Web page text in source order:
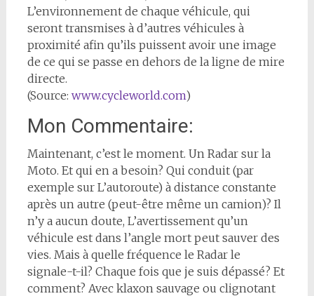
L’environnement de chaque véhicule, qui
seront transmises à d’autres véhicules à
proximité afin qu’ils puissent avoir une image
de ce qui se passe en dehors de la ligne de mire
directe.
(Source: www.cycleworld.com)
Mon Commentaire:
Maintenant, c’est le moment. Un Radar sur la
Moto. Et qui en a besoin? Qui conduit (par
exemple sur L’autoroute) à distance constante
après un autre (peut-être même un camion)? Il
n’y a aucun doute, L’avertissement qu’un
véhicule est dans l’angle mort peut sauver des
vies. Mais à quelle fréquence le Radar le
signale-t-il? Chaque fois que je suis dépassé? Et
comment? Avec klaxon sauvage ou clignotant